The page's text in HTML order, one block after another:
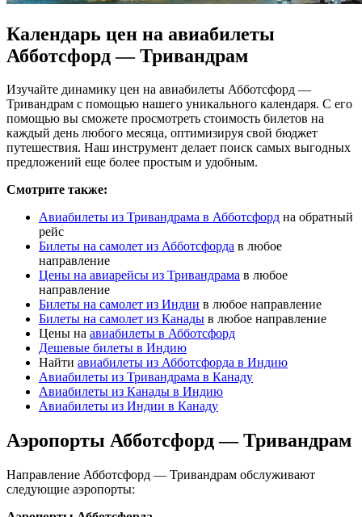
Календарь цен на авиабилеты
Абботсфорд — Тривандрам
Изучайте динамику цен на авиабилеты Абботсфорд —
Тривандрам с помощью нашего уникального календаря. С его
помощью вы сможете просмотреть стоимость билетов на
каждый день любого месяца, оптимизируя свой бюджет
путешествия. Наш инструмент делает поиск самых выгодных
предложений еще более простым и удобным.
Смотрите также:
Авиабилеты из Тривандрама в Абботсфорд на обратный
рейс
Билеты на самолет из Абботсфорда в любое
направление
Цены на авиарейсы из Тривандрама в любое
направление
Билеты на самолет из Индии в любое направление
Билеты на самолет из Канады в любое направление
Цены на авиабилеты в Абботсфорд
Дешевые билеты в Индию
Найти авиабилеты из Абботсфорда в Индию
Авиабилеты из Тривандрама в Канаду
Авиабилеты из Канады в Индию
Авиабилеты из Индии в Канаду
Аэропорты Абботсфорд — Тривандрам
Направление Абботсфорд — Тривандрам обслуживают
следующие аэропорты: